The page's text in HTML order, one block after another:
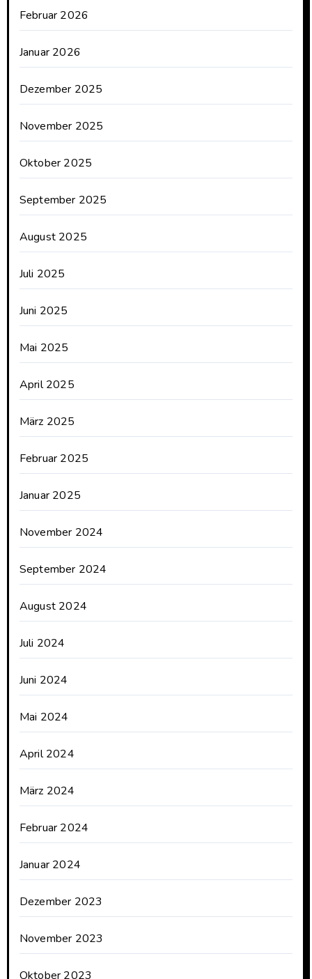
Februar 2026
Januar 2026
Dezember 2025
November 2025
Oktober 2025
September 2025
August 2025
Juli 2025
Juni 2025
Mai 2025
April 2025
März 2025
Februar 2025
Januar 2025
November 2024
September 2024
August 2024
Juli 2024
Juni 2024
Mai 2024
April 2024
März 2024
Februar 2024
Januar 2024
Dezember 2023
November 2023
Oktober 2023